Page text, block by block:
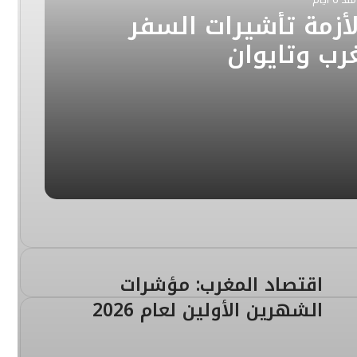
تأشيرات السفر
وتايوان
اقتصاد المغرب: مؤشرات
الشهرين الأولين لعام 2026